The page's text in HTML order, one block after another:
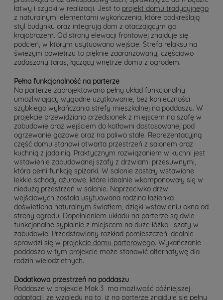
łatwy i szybki w realizacji. Jest to projekt domu tradycyjnego
z naturalnymi elementami wykończenia, które podkreślają
styl budynku oraz integrują dom z otaczającym go
krajobrazem. Od strony elewacji frontowej znajduje się
podcień, w którym usytuowano wejście. Strefa relaksu na
świeżym powietrzu to pięknie zaaranżowany, częściowo
zadaszony taras, łączący wnętrze domu z ogrodem.
Pełna funkcjonalność na parterze
Na parterze zaprojektowano pełny układ funkcjonalny
umożliwiający wygodne użytkowanie, bez konieczności
szybkiego wykańczania strefy mieszkalnej na poddaszu. W
projekcie przewidziano przedsionek z miejscem na szafę w
zabudowie oraz wejściem do kotłowni dostosowanej pod
ogrzewanie gazowe oraz na paliwo stałe. Reprezentacyjną
część domu stanowi otwarta przestrzeń z salonem oraz
kuchnią z jadalnią. Praktycznym rozwiązaniem w kuchni jest
wstawienie zabudowanej szafy z drzwiami przesuwnymi,
która pełni funkcję spiżarki. W salonie zostały wstawione
lekkie schody ażurowe, które idealnie wkomponowały się w
niedużą przestrzeń w salonie. Naprzeciwko drzwi
wejściowych została usytuowana rodzina łazienka
doświetlona naturalnym światłem, dzięki wstawieniu okna od
strony ogrodu. Dopełnieniem układu na parterze są dwie
funkcjonalne sypialnie z miejscem na duże łóżko i szafy w
zabudowie. Przedstawiony rozkład pomieszczeń idealnie
sprawdzi się w projekcie domu parterowego. Wykańczanie
poddasza w tym projekcie może stanowić alternatywę dla
rodzin wielodzietnych.
Dodatkowa przestrzeń na poddaszu
Poddasze w projekcie Mak 3 ma możliwość późniejszej
adaptacji, ze względu na to, iż na parterze znajduje się pełny